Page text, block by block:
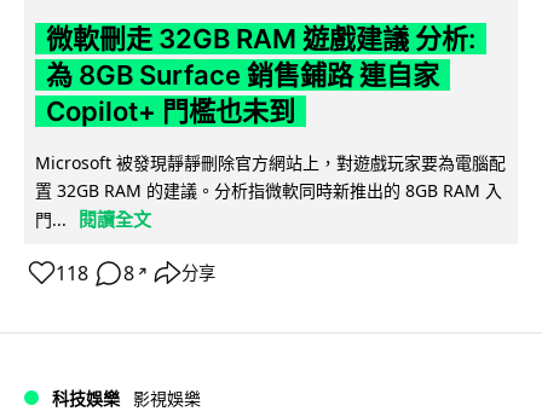
微軟刪走 32GB RAM 遊戲建議 分析:
為 8GB Surface 銷售鋪路 連自家
Copilot+ 門檻也未到
Microsoft 被發現靜靜刪除官方網站上，對遊戲玩家要為電腦配
置 32GB RAM 的建議。分析指微軟同時新推出的 8GB RAM 入
門...
閱讀全文
118 8 ↗ 分享
科技娛樂 影視娛樂